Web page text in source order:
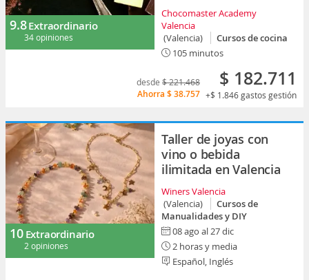
9.8Extraordinario
34 opiniones
Chocomaster Academy
Valencia
(Valencia)
Cursos de cocina
105 minutos
desde $ 221.468
Ahorra $ 38.757
$ 182.711
+$ 1.846gastos gestión
10 Extraordinario
2 opiniones
Taller de joyas con
vino o bebida
ilimitada en Valencia
Winers Valencia
(Valencia)
Cursos de
Manualidades y DIY
08 ago al 27 dic
2 horas y media
Español, Inglés